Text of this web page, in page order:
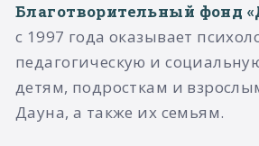
Благотворительный фонд
с 1997 года оказывает
педагогическую и
детям, подросткам и
Дауна, а также их семьям.​